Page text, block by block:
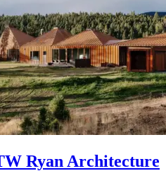
Ryan Architecture